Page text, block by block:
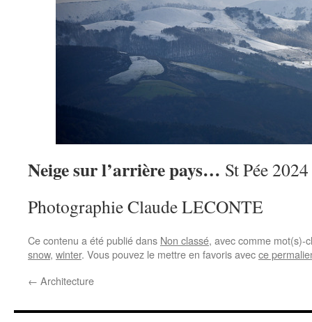
Neige sur l’arrière pays… St Pée 2024
Photographie Claude LECONTE
Ce contenu a été publié dans Non classé, avec comme mot(s)-
snow, winter. Vous pouvez le mettre en favoris avecce
← Architecture